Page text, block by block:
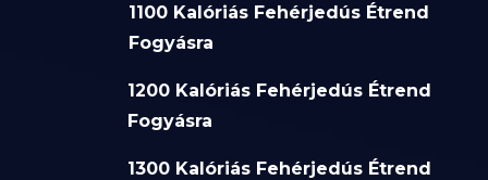
1100 Kalóriás Fehérjedús Étrend
Fogyásra
1200 Kalóriás Fehérjedús Étrend
Fogyásra
1300 Kalóriás Fehérjedús Étrend